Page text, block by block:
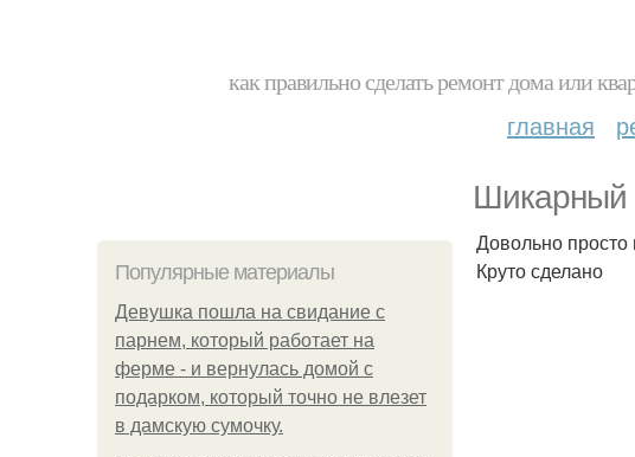
как правильно сделать ремонт дома или
главная
Шикарный
Популярные материалы
Девушка пошла на свидание с
парнем, который работает на
ферме - и вернулась домой с
подарком, который точно не влезет
в дамскую сумочку.
Довольно
Круто сделано